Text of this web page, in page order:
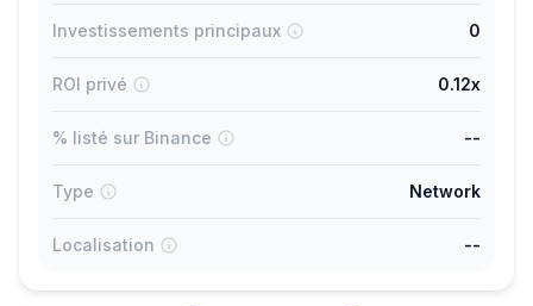
Investissements principaux 0
ROI privé 0.12x
% listé sur Binance --
Type Network
Localisation --